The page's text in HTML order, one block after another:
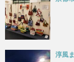
淳風